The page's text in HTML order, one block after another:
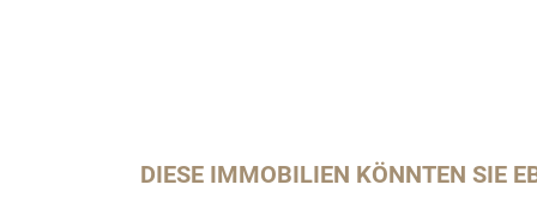
DIESE IMMOBILIEN KÖNNTEN SIE